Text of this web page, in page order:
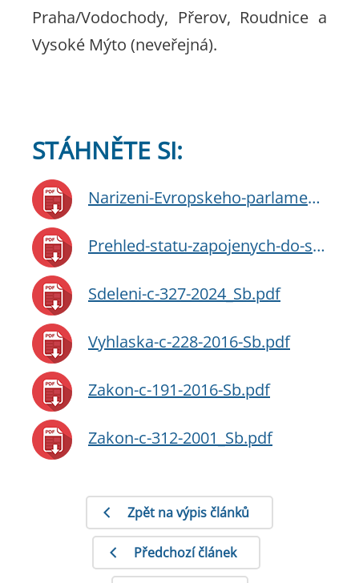
Praha/Vodochody, Přerov, Roudnice a
Vysoké Mýto (neveřejná).
STÁHNĚTE SI:
Narizeni-Evropskeho-parlamentu-a-Rady-(EU)-2016-399.pdf
Prehled-statu-zapojenych-do-schengenske-spoluprace.pdf
Sdeleni-c-327-2024_Sb.pdf
Vyhlaska-c-228-2016-Sb.pdf
Zakon-c-191-2016-Sb.pdf
Zakon-c-312-2001_Sb.pdf
Zpět na výpis článků
Předchozí článek